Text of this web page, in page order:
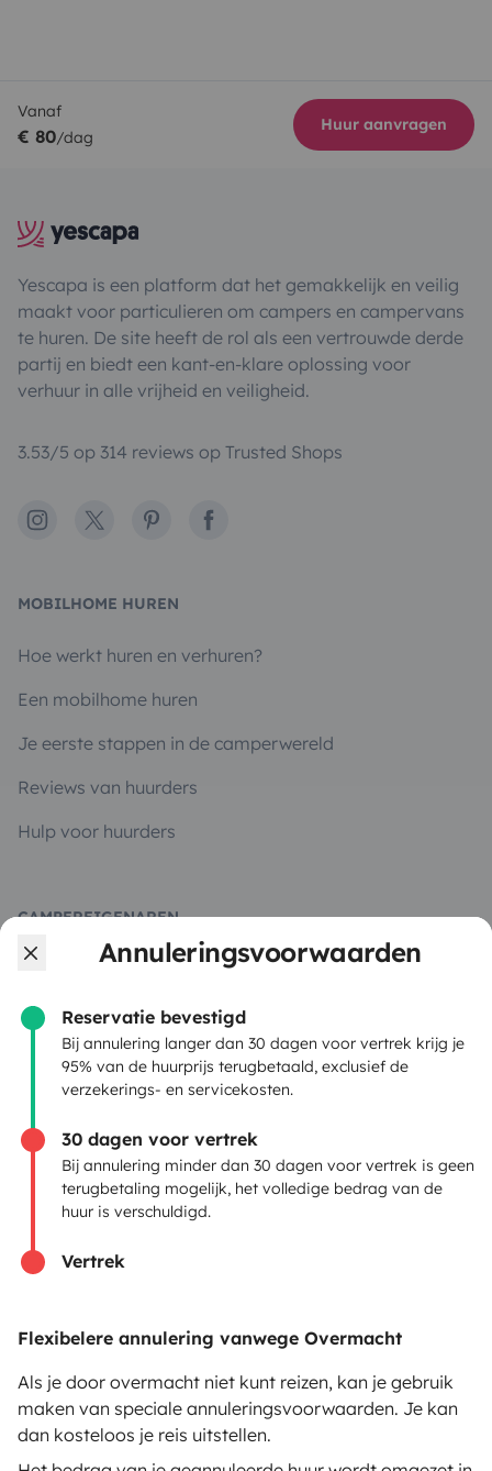
Annuleringsvoorwaarden
Reservatie bevestigd
Bij annulering langer dan 30 dagen voor vertrek krijg je
95% van de huurprijs terugbetaald, exclusief de
verzekerings- en servicekosten.
30 dagen voor vertrek
Bij annulering minder dan 30 dagen voor vertrek is geen
terugbetaling mogelijk, het volledige bedrag van de
huur is verschuldigd.
Vertrek
Flexibelere annulering vanwege Overmacht
Als je door overmacht niet kunt reizen, kan je gebruik
maken van speciale annuleringsvoorwaarden. Je kan
dan kosteloos je reis uitstellen.
Vanaf
€ 80/dag
Huur aanvragen
Yescapa is een platform dat het gemakkelijk en veilig
maakt voor particulieren om campers en campervans
te huren. De site heeft de rol als een vertrouwde derde
partij en biedt een kant-en-klare oplossing voor
verhuur in alle vrijheid en veiligheid.
3.53/5 op 314 reviews op Trusted Shops
Instagram
X PinterestFacebook
MOBILHOME HUREN
Hoe werkt huren en verhuren?
Een mobilhome huren
Je eerste stappen in de camperwereld
Reviews van huurders
Hulp voor huurders
CAMPEREIGENAREN
Plaats een advertentie
Huurcontract
Verzekering
Pechhulp
Hulp voor eigenaren
Beveiligde betaalmethoden
Betaling in meerdere termijnen
Download in
de App Store
Beschikbaar via
Google Play